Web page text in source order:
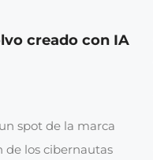
creado con IA
spot de la marca
de los cibernautas